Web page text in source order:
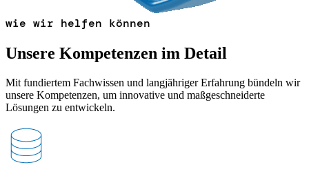
wie wir helfen können
Unsere Kompetenzen im Detail
Mit fundiertem Fachwissen und langjähriger Erfahrung bündeln wir
unsere Kompetenzen, um innovative und maßgeschneiderte
Lösungen zu entwickeln.